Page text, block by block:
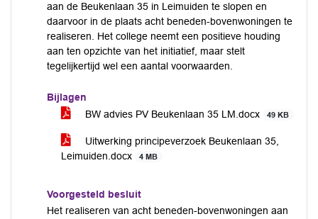
aan de Beukenlaan 35 in Leimuiden te slopen en
daarvoor in de plaats acht beneden-bovenwoningen te
realiseren. Het college neemt een positieve houding
aan ten opzichte van het initiatief, maar stelt
tegelijkertijd wel een aantal voorwaarden.
Bijlagen
BW advies PV Beukenlaan 35 LM.docx
49 KB
Uitwerking principeverzoek Beukenlaan 35,
Leimuiden.docx
4 MB
Voorgesteld besluit
Het realiseren van acht beneden-bovenwoningen aan